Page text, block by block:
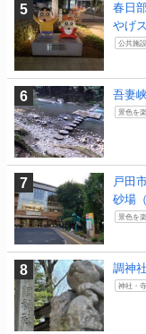
春日
やげ
公共施設
吾妻
景色を
戸田
砂場
景色を
調神
神社・